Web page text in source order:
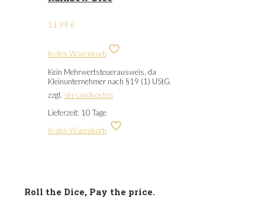
11,99 €
In den Warenkorb
Kein Mehrwertsteuerausweis, da
Kleinunternehmer nach §19 (1) UStG.
zzgl. Versandkosten
Lieferzeit: 10 Tage
In den Warenkorb
Roll the Dice, Pay the price.